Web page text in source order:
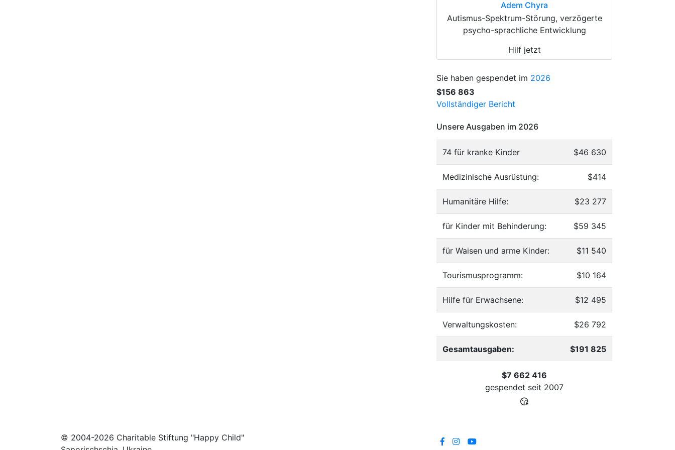
Adem Chyra
Autismus-Spektrum-Störung, verzögerte
psycho-sprachliche Entwicklung
Hilf jetzt
Sie haben gespendet im 2026
$156 863
Vollständiger Bericht
Unsere Ausgaben im 2026
74 für kranke Kinder $46 630
Medizinische Ausrüstung: $414
Humanitäre Hilfe: $23 277
für Kinder mit Behinderung: $59 345
für Waisen und arme Kinder: $11 540
Tourismusprogramm: $10 164
Hilfe für Erwachsene: $12 495
Verwaltungskosten: $26 792
Gesamtausgaben: $191 825
$7 662 416
gespendet seit 2007
© 2004-2026 Charitable Stiftung "Happy Child"